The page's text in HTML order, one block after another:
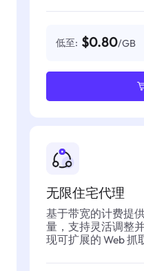
低至: $0.80/GB
无限住宅代理
基于带宽的计费提
量，支持灵活调整
现可扩展的 Web 抓